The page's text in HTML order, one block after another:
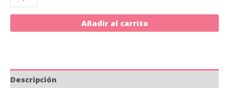
Añadir al carrito
Descripción